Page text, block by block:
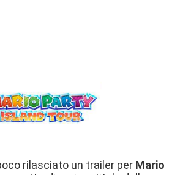
rilasciato un trailer per Mario